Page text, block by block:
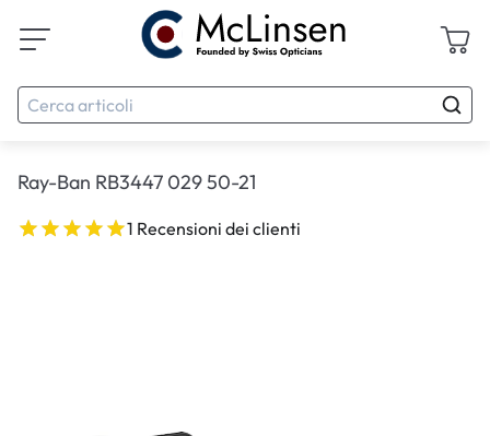
Ray-Ban RB3447 029 50-21
1 Recensioni dei clienti